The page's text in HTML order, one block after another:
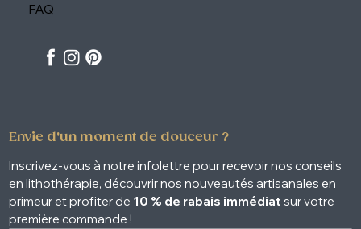
FAQ
Envie d'un moment de douceur ?
Inscrivez-vous à notre infolettre pour recevoir nos conseils
en lithothérapie, découvrir nos nouveautés artisanales en
primeur et profiter de 10 % de rabais immédiat sur votre
première commande !